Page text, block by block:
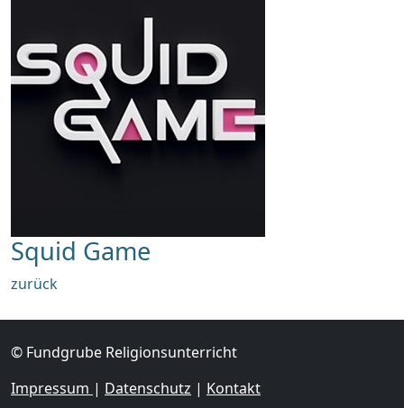
Squid Game
zurück
© Fundgrube Religionsunterricht
Impressum | Datenschutz | Kontakt